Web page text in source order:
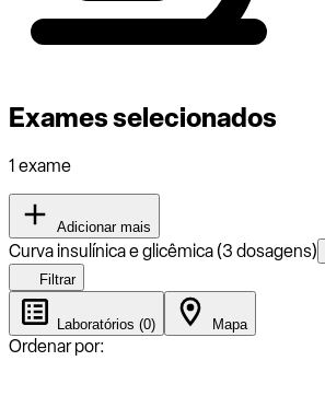
Exames selecionados
1 exame
Adicionar mais
Curva insulínica e glicêmica (3 dosagens)
Filtrar
Laboratórios (0) Mapa
Ordenar por: